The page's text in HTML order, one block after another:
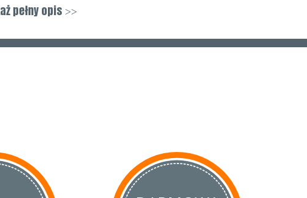
ilości czas realizacji może
może się różnić od
nie przysługuje klientowi
można zwrócić ze względu na
higienicznych, jeżeli
po dostarczeniu.
pełny opis >>